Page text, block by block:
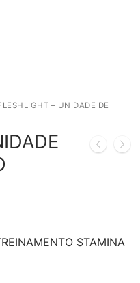
– UNIDADE DE
STAMINA